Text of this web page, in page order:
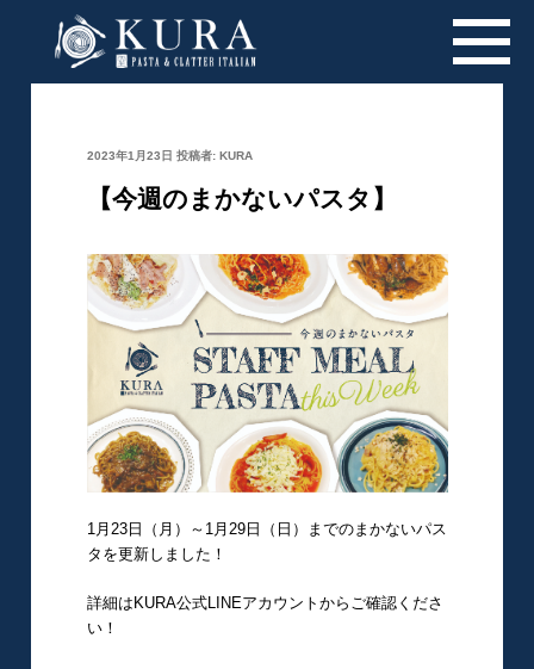
投
2023年1月23日 投稿者: KURA
【今週のまかないパスタ】
1月23日（月）～1月29日（日）までのまかないパス
タを更新しました！
詳細はKURA公式LINEアカウントからご確認くださ
い！